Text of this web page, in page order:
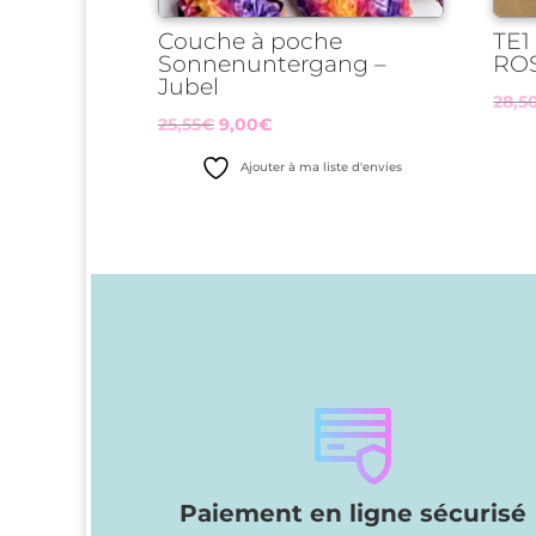
Couche à poche
Sonnenuntergang –
Jubel
25,55€ Le
prix
9,00€Le
Ajouter à ma liste d'envies
Paiement en ligne sécurisé